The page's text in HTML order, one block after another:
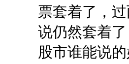
票套着了，
说仍然套着
股市谁能说